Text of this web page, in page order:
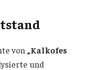
von „Kalkofes
und